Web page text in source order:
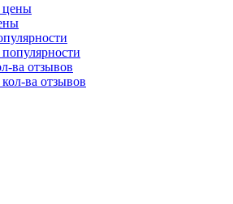
цены
ва отзывов
ва отзывов